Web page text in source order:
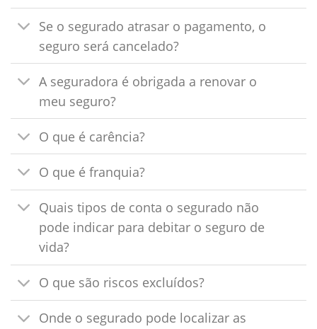
Se o segurado atrasar o pagamento, o
seguro será cancelado?
A seguradora é obrigada a renovar o
meu seguro?
O que é carência?
O que é franquia?
Quais tipos de conta o segurado não
pode indicar para debitar o seguro de
vida?
O que são riscos excluídos?
Onde o segurado pode localizar as